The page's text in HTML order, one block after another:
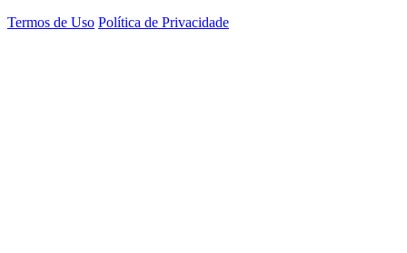
Termos de Uso Política de Privacidade